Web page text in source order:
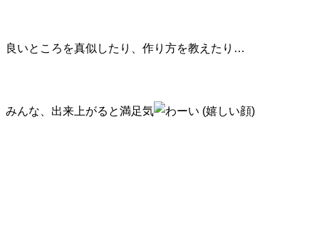
良いところを真似したり、作り方を教えたり…
みんな、出来上がると満足気